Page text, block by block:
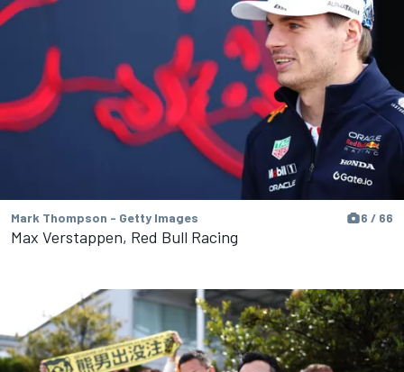
Mark Thompson - Getty Images 6 / 66
Max Verstappen, Red Bull Racing